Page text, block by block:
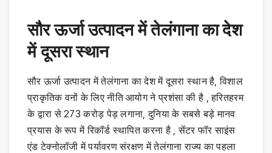
सौर ऊर्जा उत्पादन में तेलंगाना का देश
में दूसरा स्थान
सौर ऊर्जा उत्पादन में तेलंगाना का देश में दूसरा स्थान है, विशाल
प्राकृतिक वनों के लिए नीति आयोग ने प्रशंसा की है , हरितहरम
के द्वारा से 273 करोड़ पेड़ लगाना, दुनिया के सबसे बड़े मानव
प्रयास के रूप में रिकॉर्ड स्थापित करना है , सेंटर फॉर साइंस
एंड टेक्नोलॉजी में पर्यावरण संरक्षण में तेलंगाना राज्य का पहला